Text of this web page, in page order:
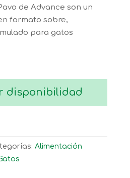
de Advance son un
formato sobre,
para gatos
disponibilidad
Alimentación